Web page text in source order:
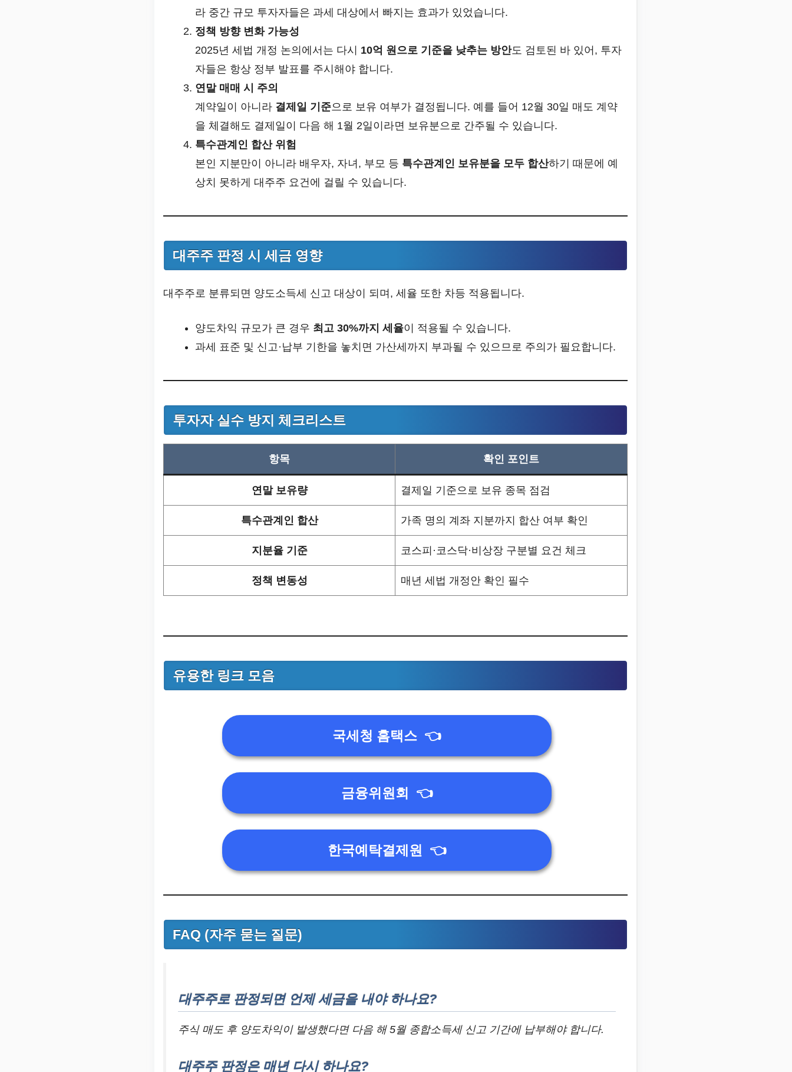
라 중간 규모 투자자들은 과세 대상에서 빠지는 효과가 있었습니다.
정책 방향 변화 가능성
2025년 세법 개정 논의에서는 다시 10억 원으로 기준을 낮추는 방안도 검토된 바 있어, 투자
자들은 항상 정부 발표를 주시해야 합니다.
연말 매매 시 주의
계약일이 아니라 결제일 기준으로 보유 여부가 결정됩니다. 예를 들어 12월 30일 매도 계약
을 체결해도 결제일이 다음 해 1월 2일이라면 보유분으로 간주될 수 있습니다.
특수관계인 합산 위험
본인 지분만이 아니라 배우자, 자녀, 부모 등 특수관계인 보유분을 모두 합산하기 때문에 예
상치 못하게 대주주 요건에 걸릴 수 있습니다.
대주주 판정 시 세금 영향
대주주로 분류되면 양도소득세 신고 대상이 되며, 세율 또한 차등 적용됩니다.
양도차익 규모가 큰 경우 최고 30%까지 세율이 적용될 수 있습니다.
과세 표준 및 신고·납부 기한을 놓치면 가산세까지 부과될 수 있으므로 주의가 필요합니다.
투자자 실수 방지 체크리스트
항목 확인 포인트
연말 보유량 결제일 기준으로 보유 종목 점검
특수관계인 합산 가족 명의 계좌 지분까지 합산 여부 확인
지분율 기준 코스피·코스닥·비상장 구분별 요건 체크
정책 변동성 매년 세법 개정안 확인 필수
유용한 링크 모음
국세청 홈택스 👈
금융위원회 👈
한국예탁결제원 👈
FAQ (자주 묻는 질문)
대주주로 판정되면 언제 세금을 내야 하나요?
주식 매도 후 양도차익이 발생했다면 다음 해 5월 종합소득세 신고 기간에 납부해야 합니다.
대주주 판정은 매년 다시 하나요?